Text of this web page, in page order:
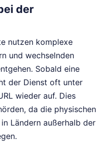
der
nutzen komplexe
und wechselnden
Sobald eine
der Dienst oft unter
wieder auf. Dies
da die physischen
Ländern außerhalb der